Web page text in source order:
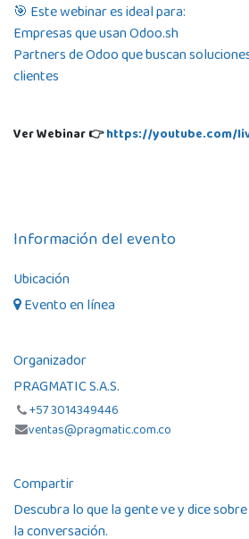
🎯 Este webinar es ideal para:
Empresas que usanOdoo.sh
Partners de Odoo que buscan
clientes
Ver Webinar 👉https://youtube.com/
Información del evento
Ubicación
Evento en línea
Organizador
PRAGMATIC S.A.S.
+57 3014349446
ventas@pragmatic.com.co
Compartir
Descubra lo que la gente ve y dice
la conversación.